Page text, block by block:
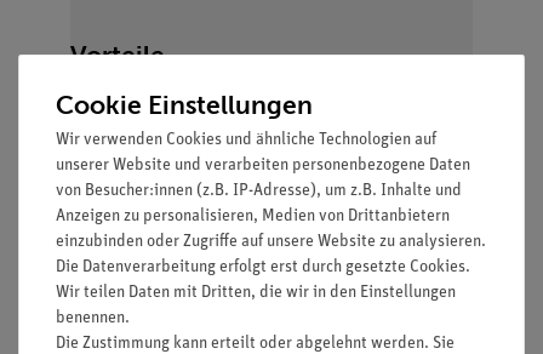
Vorteile
Echtes Stativmaterial für besonders stabilen und
damit sicheren Aufbau
Schülergerechte Anleitungen inklusive
Protokollfragen
Lieferumfang
Cookie Einstellungen
Wir verwenden Cookies und ähnliche Technologien auf
unserer Website und verarbeiten personenbezogene Daten
von Besucher:innen (z.B. IP-Adresse), um z.B. Inhalte und
Anzeigen zu personalisieren, Medien von Drittanbietern
einzubinden oder Zugriffe auf unsere Website zu analysieren.
Die Datenverarbeitung erfolgt erst durch gesetzte Cookies.
Wir teilen Daten mit Dritten, die wir in den Einstellungen
benennen.
Die Zustimmung kann erteilt oder abgelehnt werden. Sie